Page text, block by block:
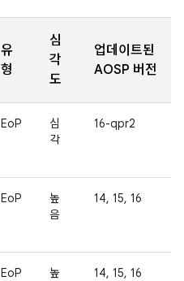
유
형
심
각
도
업데이트된
AOSP 버전
EoP
심
각
16-qpr2
EoP
높
음
14, 15, 16
EoP
높
14, 15, 16